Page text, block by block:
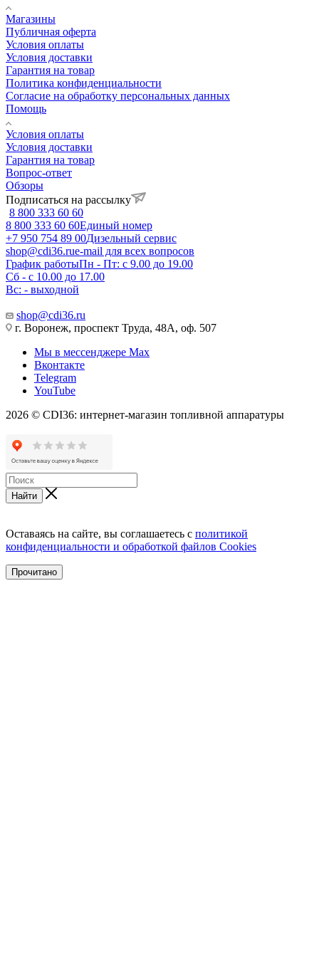
Магазины
Публичная оферта
Условия оплаты
Условия доставки
Гарантия на товар
Политика конфиденциальности
Согласие на обработку персональных данных
Помощь
Условия оплаты
Условия доставки
Гарантия на товар
Вопрос-ответ
Обзоры
Подписаться на рассылку
8 800 333 60 60
8 800 333 60 60Единый номер
+7 950 754 89 00Дизельный сервис
shop@cdi36.rue-mail для всех вопросов
График работыПн - Пт: с 9.00 до 19.00
Сб - с 10.00 до 17.00
Вс: - выходной
shop@cdi36.ru
г. Воронеж, проспект Труда, 48А, оф. 507
Мы в мессенджере Max
Вконтакте
Telegram
YouTube
2026 © CDI36: интернет-магазин топливной аппаратуры
Найти
Оставаясь на сайте, вы соглашаетесь с политикой
конфиденциальности и обработкой файлов Cookies
Прочитано